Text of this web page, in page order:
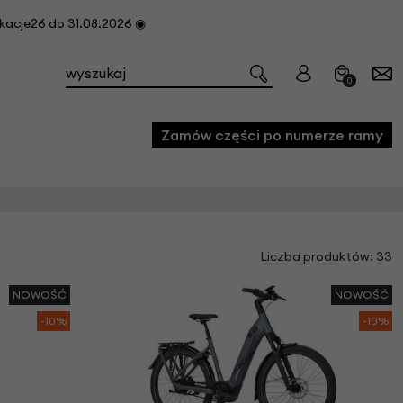
do 31.08.2026 ◉
0
i konserwacji roweru
Zamów części po numerze ramy
Liczba produktów: 33
NOWOŚĆ
-10%
NOWOŚĆ
-10%